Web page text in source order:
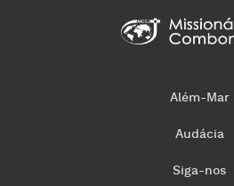
Além-Mar
Audácia
Siga-nos